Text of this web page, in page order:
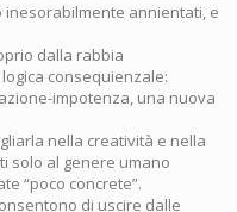
annientati, e
dalla rabbia
consequienzale:
impotenza, una nuova
nella creatività e nella
solo al genere umano
“poco concrete”.
di uscire dalle